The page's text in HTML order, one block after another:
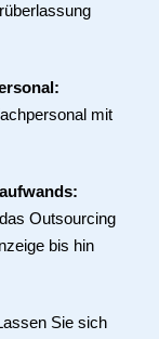
mit
Outsourcing
bis hin
Sie sich